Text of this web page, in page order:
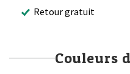
Retour gratuit
Couleurs